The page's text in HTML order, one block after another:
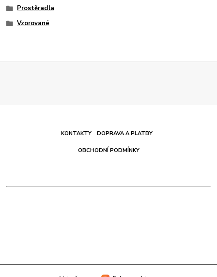
Prostěradla
Vzorované
KONTAKTY DOPRAVA A PLATBY
OBCHODNÍ PODMÍNKY